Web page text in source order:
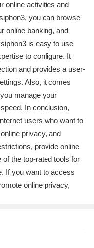
online activities and
you can browse
online banking, and
is easy to use
to configure. It
and provides a user-
Also, it comes
manage your
In conclusion,
users who want to
privacy, and
provide online
the top-rated tools for
If you want to access
online privacy,